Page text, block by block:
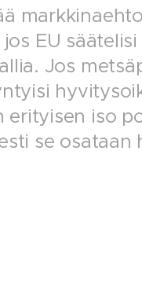
EU
Jos
iso
se osataan